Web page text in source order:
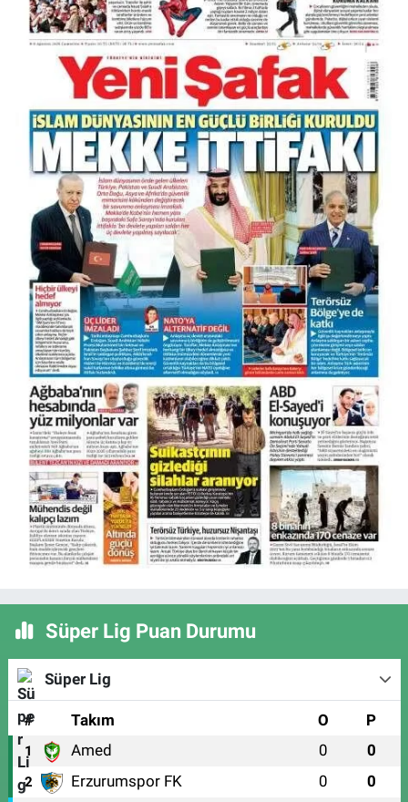
Süper Lig Puan Durumu
Süper Lig
# Takım O P
1 Amed 0 0
2 Erzurumspor FK 0 0